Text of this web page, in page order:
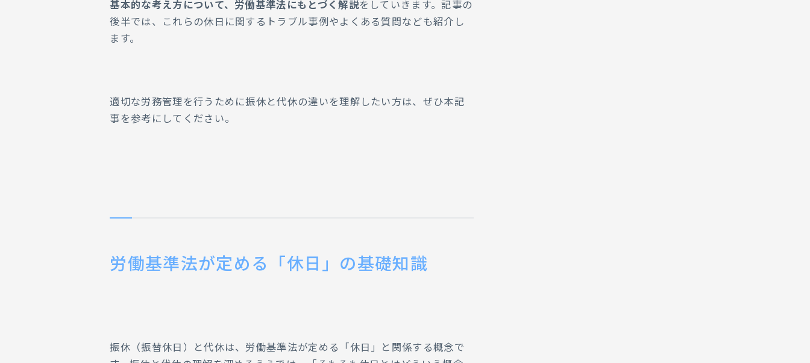
基本的な考え方について、労働基準法にもとづく解説をしていきます。記事の
後半では、これらの休日に関するトラブル事例やよくある質問なども紹介し
ます。
適切な労務管理を行うために振休と代休の違いを理解したい方は、ぜひ本記
事を参考にしてください。
労働基準法が定める「休日」の基礎知識
振休（振替休日）と代休は、労働基準法が定める「休日」と関係する概念で